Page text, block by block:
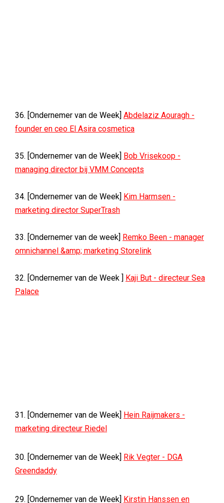
36. [Ondernemer van de Week] Abdelaziz Aouragh -
founder en ceo El Asira cosmetica
35. [Ondernemer van de Week] Bob Vrisekoop -
managing director bij VMM Concepts
34. [Ondernemer van de Week] Kim Harmsen -
marketing director SuperTrash
33. [Ondernemer van de week] Remko Been - manager
omnichannel &amp; marketing Storelink
32. [Ondernemer van de Week ] Kaji But - directeur Sea
Palace
31. [Ondernemer van de Week] Hein Raijmakers -
marketing directeur Riedel
30. [Ondernemer van de Week] Rik Vegter - DGA
Greendaddy
29. [Ondernemer van de Week] Kirstin Hanssen en